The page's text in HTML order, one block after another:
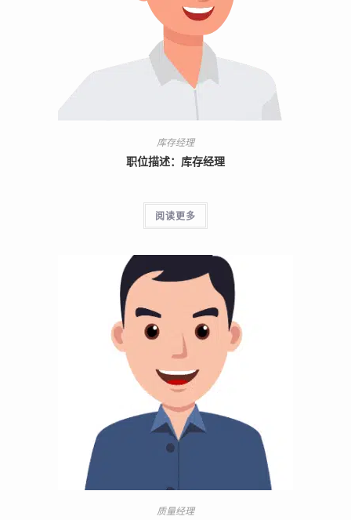
库存经理
职位描述：库存经理
阅读更多
质量经理